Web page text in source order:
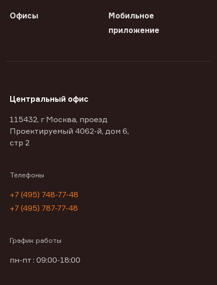
Офисы
Мобильное
приложение
Центральный офис
115432, г Москва, проезд
Проектируемый 4062-й, дом 6,
стр 2
Телефоны
+7 (495) 748-77-48
+7 (495) 787-77-48
График работы
пн-пт : 09:00-18:00